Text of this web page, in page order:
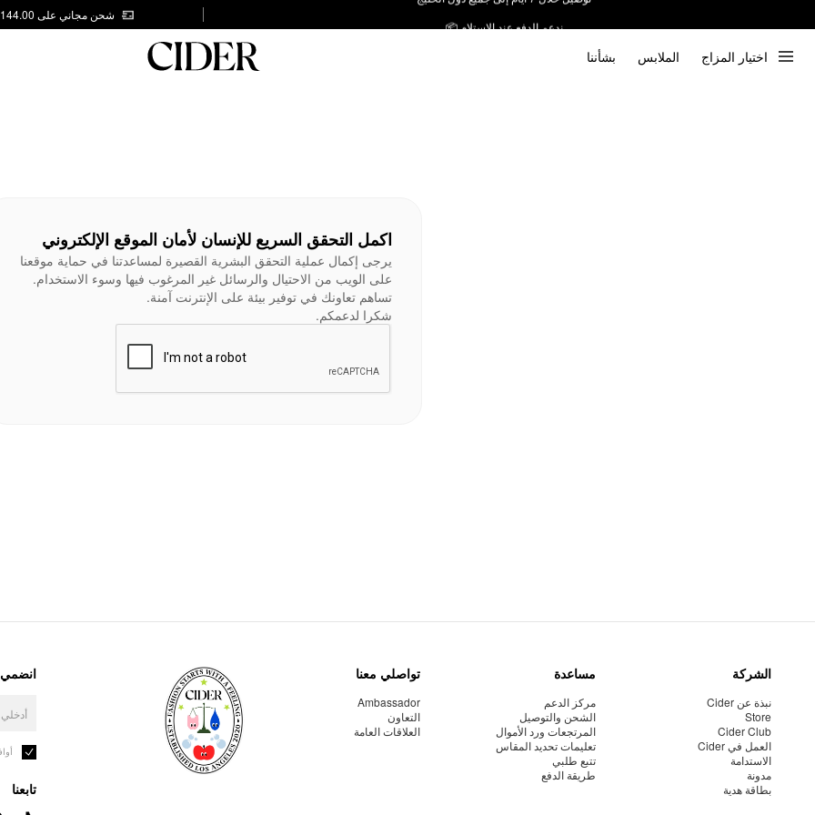
شحن مجاني على AED 144.00
اختيار المزاج الملابس بشأننا
اكمل التحقق السريع للإنسان لأمان الموقع الإلكتروني
يرجى إكمال عملية التحقق البشرية القصيرة لمساعدتنا في حماية موقعنا
على الويب من الاحتيال والرسائل غير المرغوب فيها وسوء الاستخدام.
تساهم تعاونك في توفير بيئة على الإنترنت آمنة.
شكرا لدعمكم.
الشركة
نبذة عن Cider
Store
Cider Club
العمل في Cider
الاستدامة
مدونة
بطاقة هدية
مساعدة
مركز الدعم
الشحن والتوصيل
المرتجعات ورد الأموال
تعليمات تحديد المقاس
تتبع طلبي
طريقة الدفع
تواصلي معنا
Ambassador
التعاون
العلاقات العامة
انضمي
تابعنا